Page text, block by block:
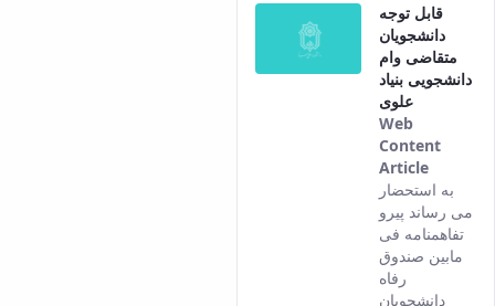
قابل توجه
دانشجویان
متقاضی وام
دانشجویی بنیاد
علوی
Web
Content
Article
This
comes
from
the
Persian
به استحضار
می رساند پیرو
تفاهمنامه فی
مابین صندوق
رفاه
دانشجویان